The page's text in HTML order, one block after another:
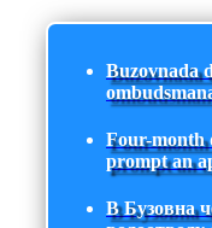
Buzovnada
Four-month
prompt an
В Бузовна